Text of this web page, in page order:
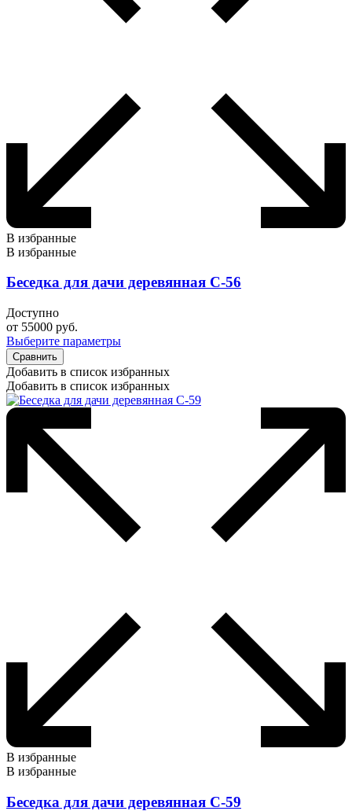
В избранные
В избранные
Беседка для дачи деревянная С-56
Доступно
от 55000 руб.
Выберите параметры
Сравнить
Добавить в список избранных
Добавить в список избранных
В избранные
В избранные
Беседка для дачи деревянная С-59